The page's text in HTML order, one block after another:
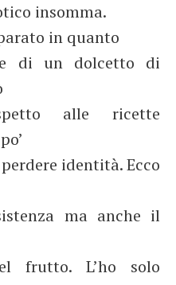
insomma.
in quanto
di un dolcetto di
alle ricette
identità. Ecco
ma anche il
frutto. L’ho solo